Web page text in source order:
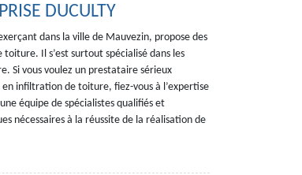
DUCULTY
dans la ville de Mauvezin, propose des
Il s’est surtout spécialisé dans les
Si vous voulez un prestataire sérieux
infiltration de toiture, fiez-vous à l’expertise
équipe de spécialistes qualifiés et
nécessaires à la réussite de la réalisation de